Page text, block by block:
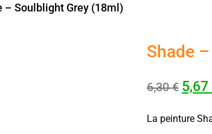
– Soulblight Grey (18ml)
Shade
6,30€ 5,67
La peinture